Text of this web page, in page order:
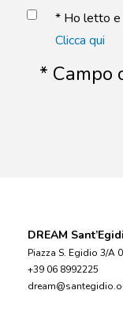
* Ho letto e
Clicca qui
* Campo
DREAM
Piazza S. Egidio 3/A
+39 06 8992225